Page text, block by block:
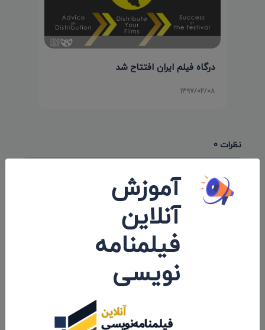
درگاه فیلم ایران افتتاح شد
۱۳۹۷/۰۲/۰۸
نظرات 0
اولین کامنت و یا نظر را شما ثبت کنید.
ارسال نظرات
آموزش
آنلاین
فیلمنامه
نویسی